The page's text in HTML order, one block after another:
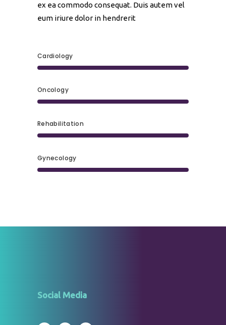
ex ea commodo consequat. Duis autem vel
eum iriure dolor in hendrerit
Cardiology
Oncology
Rehabilitation
Gynecology
Social Media